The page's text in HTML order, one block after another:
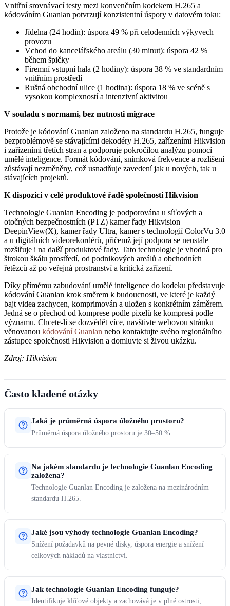
Vnitřní srovnávací testy mezi konvenčním kodekem H.265 a
kódováním Guanlan potvrzují konzistentní úspory v datovém toku:
Jídelna (24 hodin): úspora 49 % při celodenních výkyvech
provozu
Vchod do kancelářského areálu (30 minut): úspora 42 %
během špičky
Firemní vstupní hala (2 hodiny): úspora 38 % ve standardním
vnitřním prostředí
Rušná obchodní ulice (1 hodina): úspora 18 % ve scéně s
vysokou komplexností a intenzivní aktivitou
V souladu s normami, bez nutnosti migrace
Protože je kódování Guanlan založeno na standardu H.265, funguje
bezproblémově se stávajícími dekodéry H.265, zařízeními Hikvision
i zařízeními třetích stran a podporuje pokročilou analýzu pomocí
umělé inteligence. Formát kódování, snímková frekvence a rozlišení
zůstávají nezměněny, což usnadňuje zavedení jak u nových, tak u
stávajících projektů.
K dispozici v celé produktové řadě společnosti Hikvision
Technologie Guanlan Encoding je podporována u síťových a
otočných bezpečnostních (PTZ) kamer řady Hikvision
DeepinView(X), kamer řady Ultra, kamer s technologií ColorVu 3.0
a u digitálních videorekordérů, přičemž její podpora se neustále
rozšiřuje i na další produktové řady. Tato technologie je vhodná pro
širokou škálu prostředí, od podnikových areálů a obchodních
řetězců až po veřejná prostranství a kritická zařízení.
Díky přímému zabudování umělé inteligence do kodeku představuje
kódování Guanlan krok směrem k budoucnosti, ve které je každý
bajt videa zachycen, komprimován a uložen s konkrétním záměrem.
Jedná se o přechod od komprese podle pixelů ke kompresi podle
významu. Chcete-li se dozvědět více, navštivte webovou stránku
věnovanou kódování Guanlan nebo kontaktujte svého regionálního
zástupce společnosti Hikvision a domluvte si živou ukázku.
Zdroj: Hikvision
Často kladené otázky
Jaká je průměrná úspora úložného prostoru?
Průměrná úspora úložného prostoru je 30–50 %.
Na jakém standardu je technologie Guanlan Encoding
založena?
Technologie Guanlan Encoding je založena na mezinárodním
standardu H.265.
Jaké jsou výhody technologie Guanlan Encoding?
Snížení požadavků na pevné disky, úspora energie a snížení
celkových nákladů na vlastnictví.
Jak technologie Guanlan Encoding funguje?
Identifikuje klíčové objekty a zachovává je v plné ostrosti,